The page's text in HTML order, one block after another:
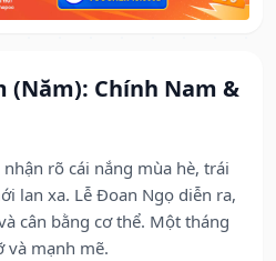
(Năm): Chính Nam &
rõ cái nắng mùa hè, trái
lan xa. Lễ Đoan Ngọ diễn ra,
cân bằng cơ thể. Một tháng
và mạnh mẽ.